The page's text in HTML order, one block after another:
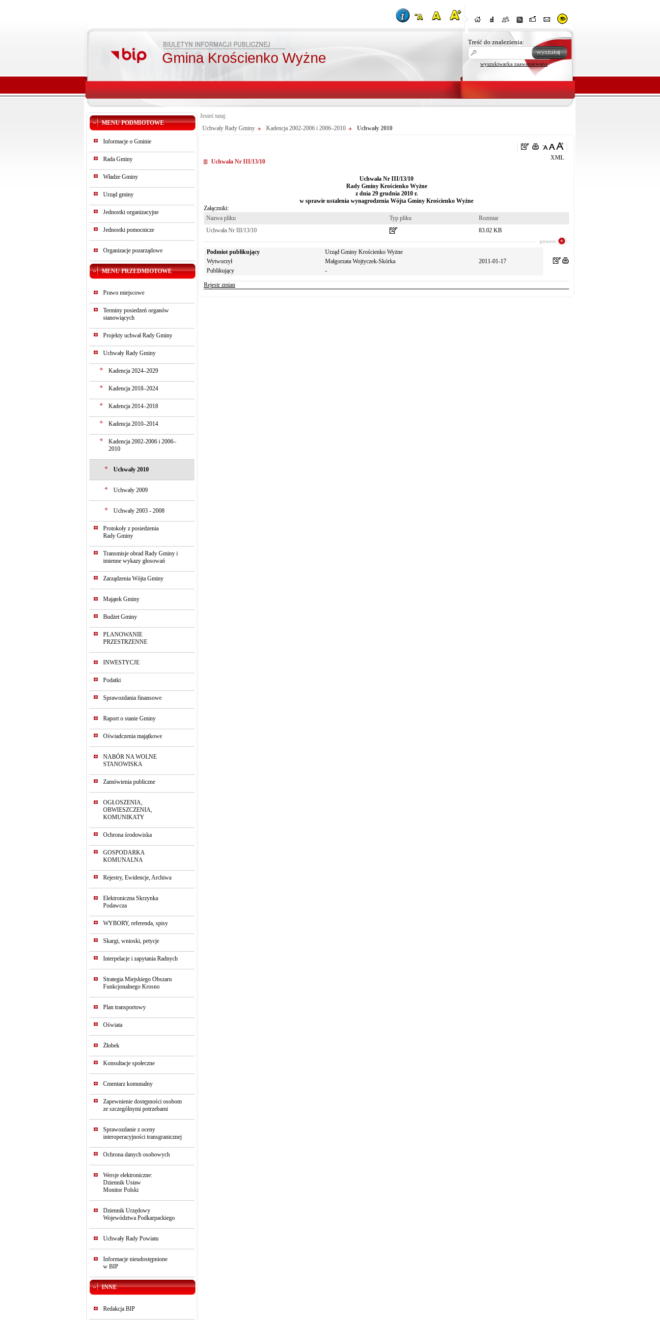
Gmina Krościenko Wyżne
Treść do znalezienia:
wyszukiwarka zaawansowana
MENU PODMIOTOWE
Informacje o Gminie
Rada Gminy
Władze Gminy
Urząd gminy
Jednostki organizacyjne
Jednostki pomocnicze
Organizacje pozarządowe
MENU PRZEDMIOTOWE
Prawo miejscowe
Terminy posiedzeń organów
stanowiących
Projekty uchwał Rady Gminy
Uchwały Rady Gminy
Kadencja 2024–2029
Kadencja 2018–2024
Kadencja 2014–2018
Kadencja 2010–2014
Kadencja 2002-2006 i 2006–
2010
Uchwały 2010
Uchwały 2009
Uchwały 2003 - 2008
Protokoły z posiedzenia
Rady Gminy
Transmisje obrad Rady Gminy i
imienne wykazy głosowań
Zarządzenia Wójta Gminy
Majątek Gminy
Budżet Gminy
PLANOWANIE
PRZESTRZENNE
INWESTYCJE
Podatki
Sprawozdania finansowe
Raport o stanie Gminy
Oświadczenia majątkowe
NABÓR NA WOLNE
STANOWISKA
Zamówienia publiczne
OGŁOSZENIA,
OBWIESZCZENIA,
KOMUNIKATY
Ochrona środowiska
GOSPODARKA
KOMUNALNA
Rejestry, Ewidencje, Archiwa
Elektroniczna Skrzynka
Podawcza
WYBORY, referenda, spisy
Skargi, wnioski, petycje
Interpelacje i zapytania Radnych
Strategia Miejskiego Obszaru
Funkcjonalnego Krosno
Plan transportowy
Oświata
Żłobek
Konsultacje społeczne
Cmentarz komunalny
Zapewnienie dostępności osobom
ze szczególnymi potrzebami
Sprawozdanie z oceny
interoperacyjności transgranicznej
Ochrona danych osobowych
Wersje elektroniczne:
Dziennik Ustaw
Monitor Polski
Dziennik Urzędowy
Województwa Podkarpackiego
Uchwały Rady Powiatu
Informacje nieudostępnione
w BIP
INNE
Redakcja BIP
Jesteś tutaj:
Uchwały Rady Gminy
Kadencja 2002-2006 i 2006–2010 Uchwały 2010
XML
Uchwała Nr III/13/10
Uchwała Nr III/13/10
Rady Gminy Krościenko Wyżne
z dnia 29 grudnia 2010 r.
w sprawie ustalenia wynagrodzenia Wójta Gminy Krościenko Wyżne
Załączniki:
Nazwa pliku
Typ pliku
Rozmiar
Uchwała Nr III/13/10
83.02 KB
powrot
Podmiot publikujący
Urząd Gminy Krościenko Wyżne
Wytworzył
Małgorzata Wojtyczek-Skórka
2011-01-17
Publikujący
-
Rejestr zmian